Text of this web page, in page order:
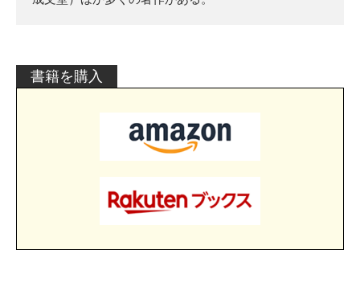
書籍を購入